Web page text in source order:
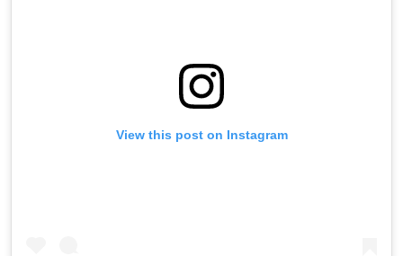
View this post on Instagram